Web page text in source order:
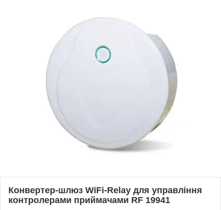
Конвертер-шлюз WiFi-Relay для управління
контролерами приймачами RF 19941